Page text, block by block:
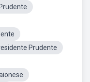
Prudente